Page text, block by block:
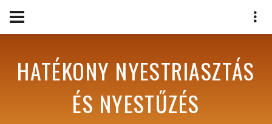
HATÉKONY NYESTRIASZTÁS
ÉS NYESTŰZÉS